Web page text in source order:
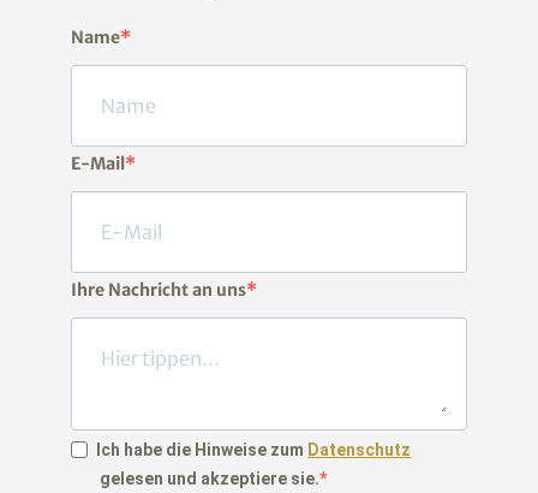
Name
E-Mail
Ihre Nachricht an uns
Ich habe die Hinweise zum Datenschutz
gelesen und akzeptiere sie.